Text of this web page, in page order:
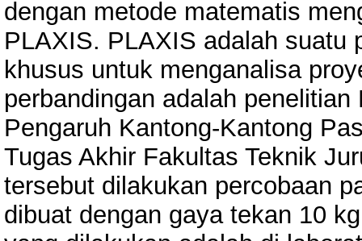
dengan metode matematis
PLAXIS. PLAXIS adalah suatu
khusus untuk menganalisa
perbandingan adalah
Pengaruh Kantong-Kantong
Tugas Akhir Fakultas Teknik
tersebut dilakukan percobaan
dibuat dengan gaya tekan 10